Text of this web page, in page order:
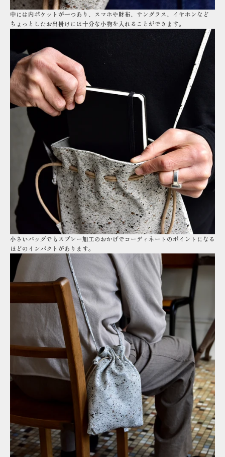
中には内ポケットが一つあり、スマホや財布、サングラス、イヤホンなど
ちょっとしたお出掛けには十分な小物を入れることができます。
小さいバッグでもスプレー加工のおかげでコーディネートのポイントになる
ほどのインパクトがあります。